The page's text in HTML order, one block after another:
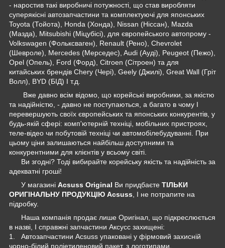
- наростив такі виробничі потужності, що став виробляти
суперякісні автозапчастини та комплектуючі для японських
Toyota (Тойота), Honda (Хонда), Nissan (Ніссан), Mazda
(Мазда), Mitsubishi (Міцубісі), для європейського автопрому -
Volkswagen (Фольксваген), Renault (Рено), Chevrolet
(Шевроле), Mercedes (Мерседес), Audi (Ауді), Peugeot (Пежо),
Opel (Опель), Ford (Форд), Citroen (Сітроен) та для
китайських брендів Chery (Чері), Geely (Джилі), Great Wall (Гріт
Волл), BYD (БІД) І т.д.
Вже давно всім відомо, що корейські виробники, за якістю
та надійністю, - давно не поступаються, а багато в чому І
перевершують своїх європейських та японських конкурентів, у
будь-якій сфері: комп'ютерній техніці, мобільних пристроях,
теле-відео чи побутовій техніці чи автомобілебудуванні. При
цьому ціни залишаються найбільш доступними та
конкурентними для клієнтів у всьому світі.
Ви згодні? Тоді вибирайте корейську якість та надійність за
адекватні гроші!
У магазині Acsuss Original Ви придбаєте ТІЛЬКИ
ОРИГІНАЛЬНУ ПРОДУКЦІЮ Acsuss , І не потрапите на
підробку.
Наша компанія продає лише Оригінал, що підкреслюється
в назві, І справжні запчастини Аксусс захищені:
1. Автозапчастини Acsuss упаковані у фірмовий захисній
чорно-білий поліетиленовий пакет, з логотипами.